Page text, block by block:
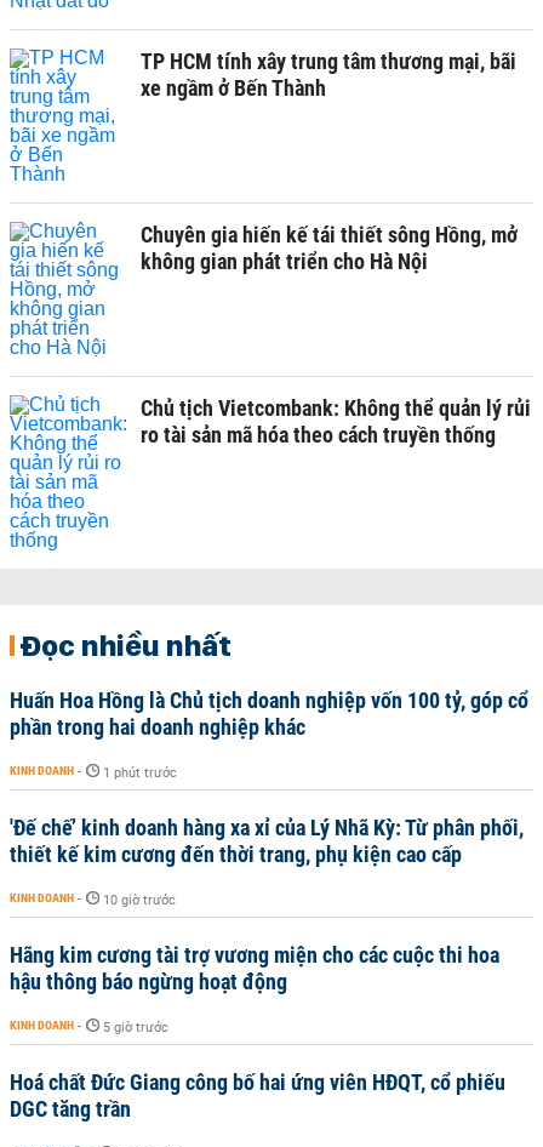
TP HCM tính xây trung tâm thương mại, bãi
xe ngầm ở Bến Thành
Chuyên gia hiến kế tái thiết sông Hồng, mở
không gian phát triển cho Hà Nội
Chủ tịch Vietcombank: Không thể quản lý rủi
ro tài sản mã hóa theo cách truyền thống
Đọc nhiều nhất
Huấn Hoa Hồng là Chủ tịch doanh nghiệp vốn 100 tỷ, góp cổ
phần trong hai doanh nghiệp khác
KINH DOANH - 1 phút trước
'Đế chế’ kinh doanh hàng xa xỉ của Lý Nhã Kỳ: Từ phân phối,
thiết kế kim cương đến thời trang, phụ kiện cao cấp
KINH DOANH - 10 giờ trước
Hãng kim cương tài trợ vương miện cho các cuộc thi hoa
hậu thông báo ngừng hoạt động
KINH DOANH - 5 giờ trước
Hoá chất Đức Giang công bố hai ứng viên HĐQT, cổ phiếu
DGC tăng trần